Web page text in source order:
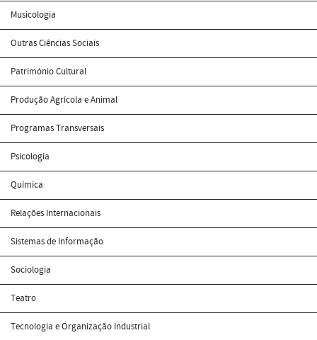
Musicologia
Outras Ciências Sociais
Património Cultural
Produção Agrícola e Animal
Programas Transversais
Psicologia
Química
Relações Internacionais
Sistemas de Informação
Sociologia
Teatro
Tecnologia e Organização Industrial